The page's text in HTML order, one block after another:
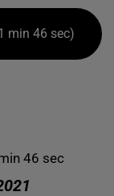
min 46 sec)
46 sec